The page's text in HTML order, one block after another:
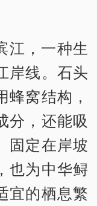
江，一种生
岸线。石头
窝结构，
分，还能吸
固定在岸坡
也为中华鲟
宜的栖息繁